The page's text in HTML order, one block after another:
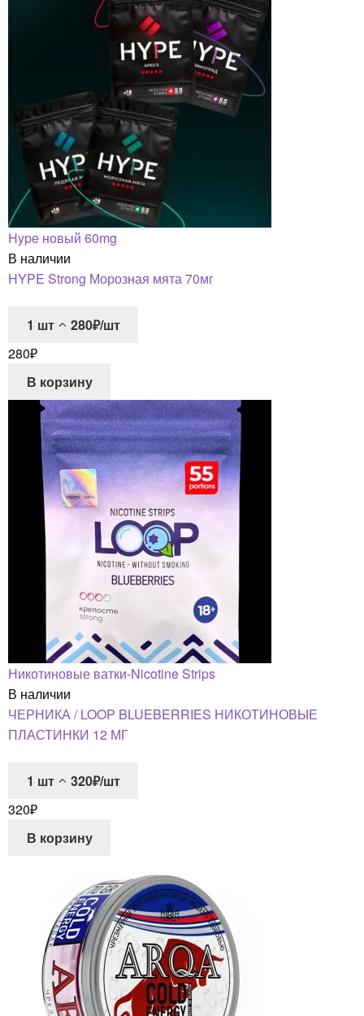
Hype новый 60mg
В наличии
HYPE Strong Морозная мята 70мг
1 шт
280₽/шт
280₽
В корзину
Никотиновые ватки-Nicotine Strips
В наличии
ЧЕРНИКА / LOOP BLUEBERRIES НИКОТИНОВЫЕ
ПЛАСТИНКИ 12 МГ
1 шт
320₽/шт
320₽
В корзину